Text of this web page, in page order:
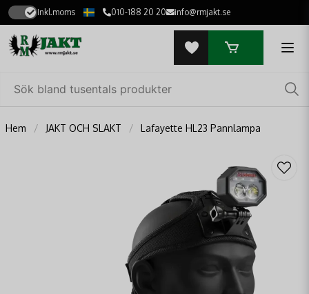
Inkl.moms 010-188 20 20 info@rmjakt.se
Hem JAKT OCH SLAKT Lafayette HL23 Pannlampa